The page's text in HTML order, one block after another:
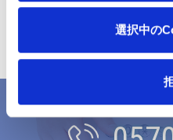
選択中の